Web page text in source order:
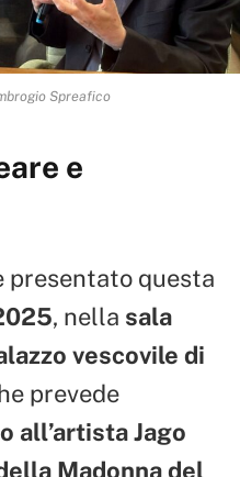
Spreafico
e
questa
, nella sala
vescovile di
prevede
all’artista Jago
Madonna del